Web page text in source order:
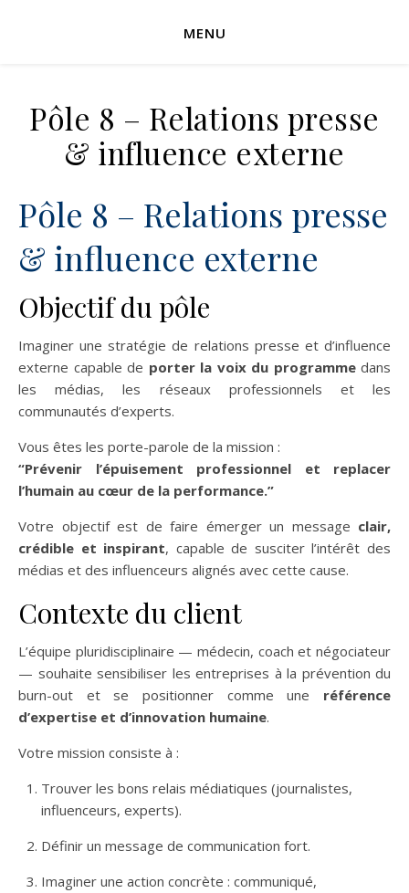
MENU
Pôle 8 – Relations presse
& influence externe
Pôle 8 – Relations presse
& influence externe
Objectif du pôle
Imaginer une stratégie de relations presse et d’influence
externe capable de porter la voix du programmedans
les médias, les réseaux professionnels et les
communautés d’experts.
Vous êtes les porte-parole de la mission :
“Prévenir l’épuisement professionnel et replacer
l’humain au cœur de la performance.”
Votre objectif est de faire émerger un message clair,
crédible et inspirant, capable de susciter l’intérêt des
médias et des influenceurs alignés avec cette cause.
Contexte du client
L’équipe pluridisciplinaire — médecin, coach et négociateur
— souhaite sensibiliser les entreprises à la prévention du
burn-out et se positionner comme une référence
d’expertise et d’innovation humaine.
Votre mission consiste à :
Trouver les bons relais médiatiques (journalistes,
influenceurs, experts).
Définir un message de communication fort.
Imaginer une action concrète : communiqué,